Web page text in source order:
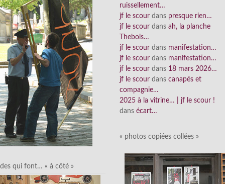
des qui font… « à côté »
ruissellement…
jf le scour dans presque rien…
jf le scour dans ah, la planche
Thebois…
jf le scour dans manifestation…
jf le scour dans manifestation…
jf le scour dans 18 mars 2026…
jf le scour dans canapés et
compagnie…
2025 à la vitrine… | jf le scour !
dans écart…
« photos copiées collées »